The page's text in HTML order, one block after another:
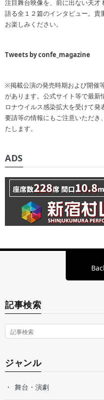
注目舞台映像を、前に出ない天才
語る全１２篇のインタビュー。貴
お楽しみください。
Tweets by confe_magazine
※掲載公演の発売時期および開催
があります。公式サイト等で最新
ロナウイルス感染拡大を受けて
要請等の情報にもご注意いただ
たします。
ADS
記事検索
ジャンル
舞台・演劇